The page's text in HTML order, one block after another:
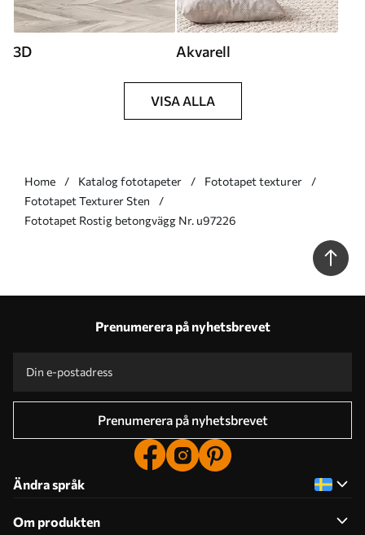
3D Akvarell
VISA ALLA
Home Katalog fototapeter
Fototapet texturer
Fototapet Texturer Sten
Fototapet Rostig betongvägg Nr. u97226
Prenumerera på nyhetsbrevet
Prenumerera på nyhetsbrevet
Ändra språk
Om produkten